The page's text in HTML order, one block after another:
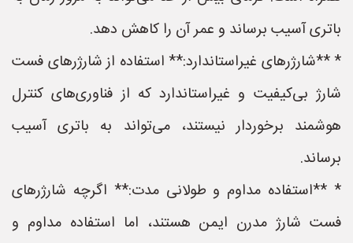
باتری آسیب برساند و عمر آن را کاهش دهد.
* **شارژرهای غیراستاندارد:** استفاده از شارژرهای فست
شارژ بی‌کیفیت و غیراستاندارد که از فناوری‌های کنترل
هوشمند برخوردار نیستند، می‌تواند به باتری آسیب
برساند.
* **استفاده مداوم و طولانی مدت:** اگرچه شارژرهای
فست شارژ مدرن ایمن هستند، اما استفاده مداوم و